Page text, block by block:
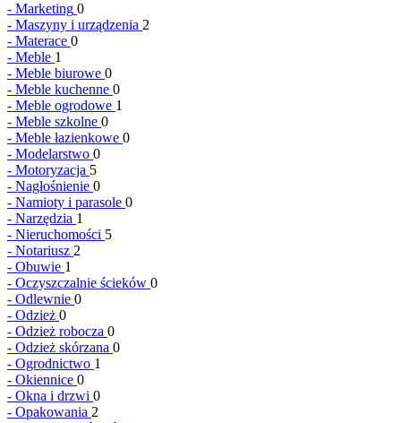
- Marketing 0
- Maszyny i urządzenia 2
- Materace 0
- Meble 1
- Meble biurowe 0
- Meble kuchenne 0
- Meble ogrodowe 1
- Meble szkolne 0
- Meble łazienkowe 0
- Modelarstwo 0
- Motoryzacja 5
- Nagłośnienie 0
- Namioty i parasole 0
- Narzędzia 1
- Nieruchomości 5
- Notariusz 2
- Obuwie 1
- Oczyszczalnie ścieków 0
- Odlewnie 0
- Odzież 0
- Odzież robocza 0
- Odzież skórzana 0
- Ogrodnictwo 1
- Okiennice 0
- Okna i drzwi 0
- Opakowania 2